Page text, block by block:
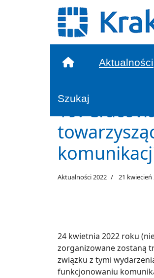
Aktualności
Szukaj
Głowna
19.
Aktualności 2022 21 kwiecień
24 kwietnia 2022 roku
zorganizowane zostaną
związku z tymi
funkcjonowaniu